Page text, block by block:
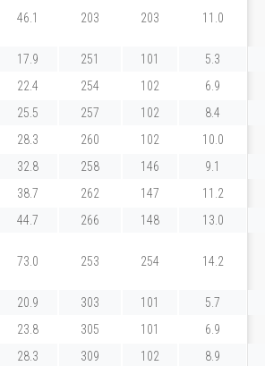
46.1 203 203 11.0
17.9 251 101
5.3
22.4
254 102
6.9
25.5
257 102
8.4
28.3
260 102 10.0
32.8 258 146
9.1
38.7
262 147
11.2
44.7
266 148 13.0
73.0 253 254 14.2
20.9 303 101
5.7
23.8
305 101
6.9
28.3
309 102
8.9